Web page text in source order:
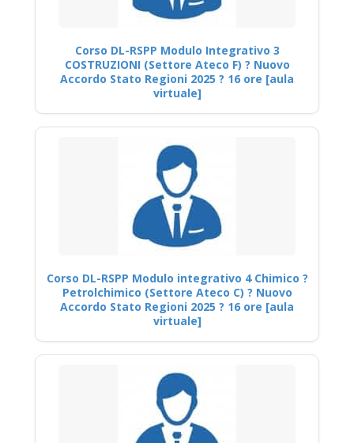
Corso DL-RSPP Modulo Integrativo 3
COSTRUZIONI (Settore Ateco F) ? Nuovo
Accordo Stato Regioni 2025 ? 16 ore [aula
virtuale]
Corso DL-RSPP Modulo integrativo 4 Chimico ?
Petrolchimico (Settore Ateco C) ? Nuovo
Accordo Stato Regioni 2025 ? 16 ore [aula
virtuale]